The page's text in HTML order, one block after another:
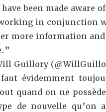
have been made aware
in conjunction
more information
Guillory
évidemment
quand on ne
de nouvelle qu’on